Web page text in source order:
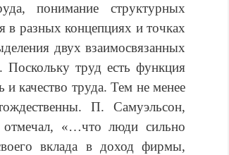
понимание структурных
в разных концепциях и точках
двух взаимосвязанных
Поскольку труд есть функция
и качество труда. Тем не менее
П. Самуэльсон,
отмечал, «…что люди сильно
вклада в доход фирмы,